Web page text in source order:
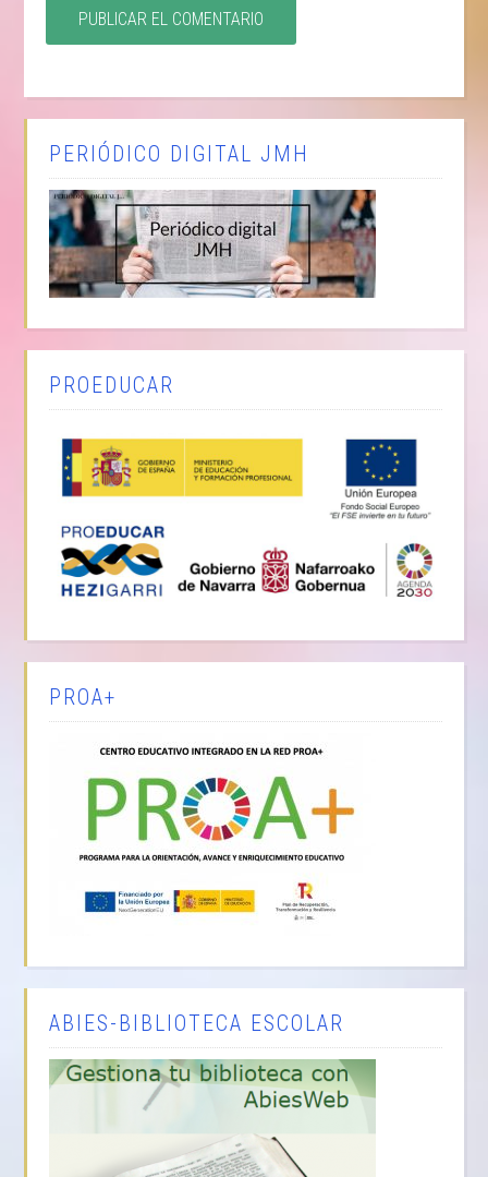
PERIÓDICO DIGITAL JMH
PROEDUCAR
PROA+
ABIES-BIBLIOTECA ESCOLAR